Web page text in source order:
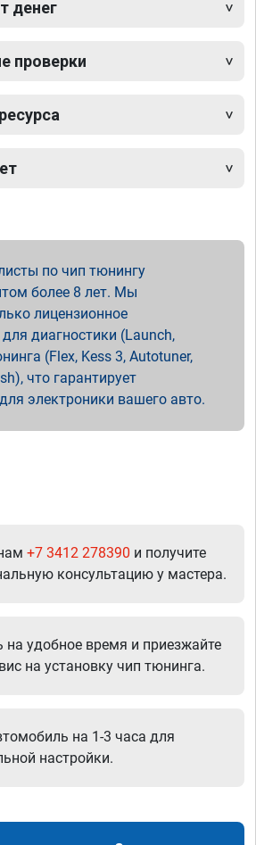
денег
проверки
по чип тюнингу
более 8 лет. Мы
лицензионное
диагностики (Launch,
(Flex, Kess 3, Autotuner,
что гарантирует
электроники вашего авто.
+7 3412 278390 и получите
консультацию у мастера.
на удобное время и приезжайте
на установку чип тюнинга.
на 1-3 часа для
настройки.